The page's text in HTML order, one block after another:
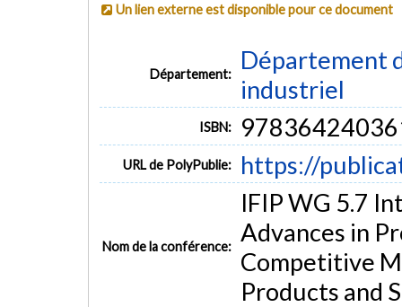
Un lien externe est disponible pour ce document
Département:
Département
industriel
ISBN:
URL de PolyPublie: https://
Nom de la conférence:
IFIP WG 5.7
Advances in
Competitive
Products and